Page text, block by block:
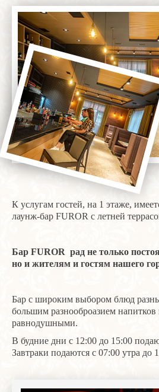
К услугам гостей, на 1 этаже,
лаунж-бар FUROR с летней
Бар FUROR рад не только
но и жителям и гостям нашего
Бар с широким выбором блюд
большим разнооброазием напитков
равнодушными.
В будние дни с 12:00 до 15:00
Завтраки подаются с 07:00 утра до